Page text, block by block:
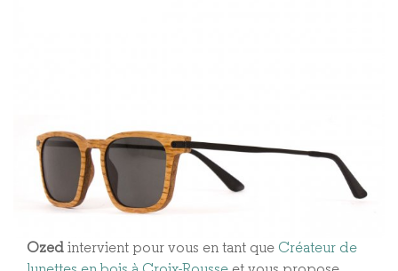
Ozed intervient pour vous en tant que Créateur de